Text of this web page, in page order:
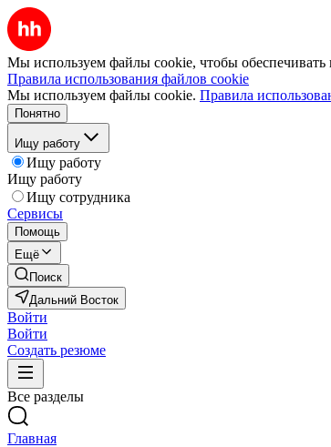
Мы используем файлы cookie, чтобы обеспечивать
Правила использования файлов cookie
Мы используем файлы cookie. Правила
Понятно
Ищу работу
Ищу работу
Ищу работу
Ищу сотрудника
Сервисы
Помощь
Ещё
Поиск
Дальний Восток
Войти
Войти
Создать резюме
Все разделы
Главная